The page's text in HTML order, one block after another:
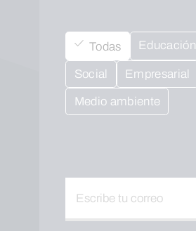
Todas Educación
Social Empresarial
Medio ambiente